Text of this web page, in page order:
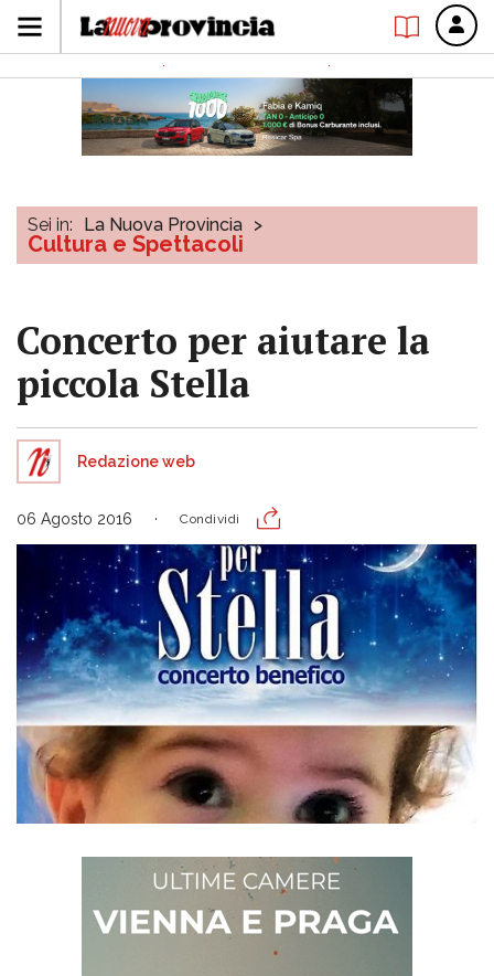
Sei in: La Nuova Provincia >
Cultura e Spettacoli
Concerto per aiutare la
piccola Stella
Redazione web
06 Agosto 2016 Condividi